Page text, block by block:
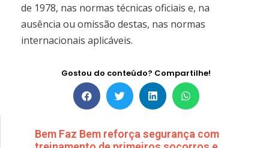
de 1978, nas normas técnicas oficiais e, na
ausência ou omissão destas, nas normas
internacionais aplicáveis.
Gostou do conteúdo? Compartilhe!
Bem Faz Bem reforça segurança com